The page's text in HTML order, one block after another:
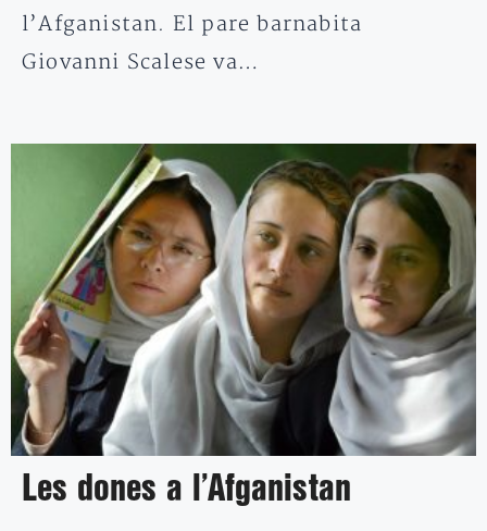
l’Afganistan. El pare barnabita
Giovanni Scalese va…
Les dones a l’Afganistan